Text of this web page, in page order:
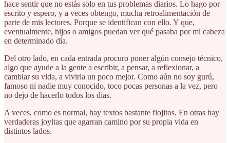
hace sentir que no estás solo en tus problemas diarios. Lo hago por
escrito y espero, y a veces obtengo, mucha retroalimentación de
parte de mis lectores. Porque se identifican con ello. Y que,
eventualmente, hijos o amigos puedan ver qué pasaba por mi cabeza
en determinado día.
Del otro lado, en cada entrada procuro poner algún consejo técnico,
algo que ayude a la gente a escribir, a pensar, a reflexionar, a
cambiar su vida, a vivirla un poco mejor. Como aún no soy gurú,
famoso ni nadie muy conocido, toco pocas personas a la vez, pero
no dejo de hacerlo todos los días.
A veces, como es normal, hay textos bastante flojitos. En otras hay
verdaderas joyitas que agarran camino por su propia vida en
distintos lados.